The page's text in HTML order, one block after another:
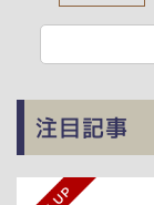
注目記事